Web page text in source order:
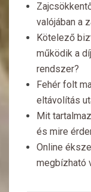
valójában a
Kötelező
működik a
rendszer?
Fehér folt
eltávolítás
Mit
és mire
Online
megbízható